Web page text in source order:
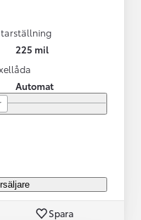
225 mil
Automat
Spara